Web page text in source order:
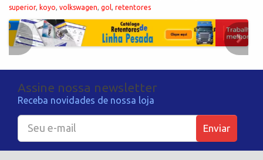
superior, koyo, volkswagen, gol, retentores
Assine nossa newsletter
Receba novidades de nossa loja
Enviar